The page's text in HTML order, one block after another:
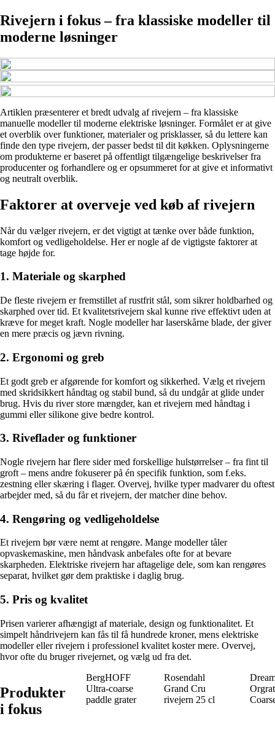
Rivejern i fokus – fra klassiske modeller til
moderne løsninger
Artiklen præsenterer et bredt udvalg af rivejern – fra klassiske
manuelle modeller til moderne elektriske løsninger. Formålet er at give
et overblik over funktioner, materialer og prisklasser, så du lettere kan
finde den type rivejern, der passer bedst til dit køkken. Oplysningerne
om produkterne er baseret på offentligt tilgængelige beskrivelser fra
producenter og forhandlere og er opsummeret for at give et informativt
og neutralt overblik.
Faktorer at overveje ved køb af rivejern
Når du vælger rivejern, er det vigtigt at tænke over både funktion,
komfort og vedligeholdelse. Her er nogle af de vigtigste faktorer at
tage højde for.
1. Materiale og skarphed
De fleste rivejern er fremstillet af rustfrit stål, som sikrer holdbarhed og
skarphed over tid. Et kvalitetsrivejern skal kunne rive effektivt uden at
kræve for meget kraft. Nogle modeller har laserskårne blade, der giver
en mere præcis og jævn rivning.
2. Ergonomi og greb
Et godt greb er afgørende for komfort og sikkerhed. Vælg et rivejern
med skridsikkert håndtag og stabil bund, så du undgår at glide under
brug. Hvis du river store mængder, kan et rivejern med håndtag i
gummi eller silikone give bedre kontrol.
3. Riveflader og funktioner
Nogle rivejern har flere sider med forskellige hulstørrelser – fra fint til
groft – mens andre fokuserer på én specifik funktion, som f.eks.
zestning eller skæring i flager. Overvej, hvilke typer madvarer du oftest
arbejder med, så du får et rivejern, der matcher dine behov.
4. Rengøring og vedligeholdelse
Et rivejern bør være nemt at rengøre. Mange modeller tåler
opvaskemaskine, men håndvask anbefales ofte for at bevare
skarpheden. Elektriske rivejern har aftagelige dele, som kan rengøres
separat, hvilket gør dem praktiske i daglig brug.
5. Pris og kvalitet
Prisen varierer afhængigt af materiale, design og funktionalitet. Et
simpelt håndrivejern kan fås til få hundrede kroner, mens elektriske
modeller eller rivejern i professionel kvalitet koster mere. Overvej,
hvor ofte du bruger rivejernet, og vælg ud fra det.
Produkter
i fokus
BergHOFF
Ultra-coarse
paddle grater
Rosendahl
Grand Cru
rivejern 25 cl